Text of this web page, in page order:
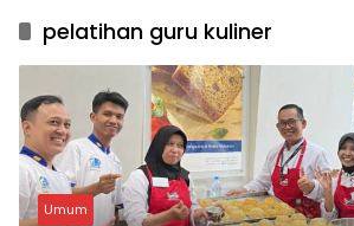
pelatihan guru kuliner
Umum